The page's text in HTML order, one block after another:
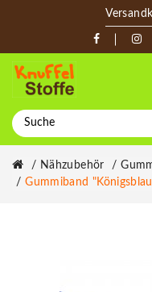
Nähzubehör
Gummiband